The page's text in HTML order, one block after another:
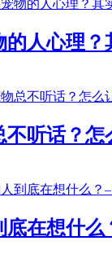
的人心理
不听话？怎
在想什么